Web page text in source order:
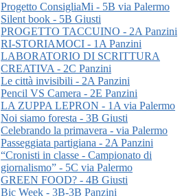
Progetto ConsigliaMi - 5B via Palermo
Silent book - 5B Giusti
PROGETTO TACCUINO - 2A Panzini
RI-STORIAMOCI - 1A Panzini
LABORATORIO DI SCRITTURA
CREATIVA - 2C Panzini
Le città invisibili - 2A Panzini
Pencil VS Camera - 2E Panzini
LA ZUPPA LEPRON - 1A via Palermo
Noi siamo foresta - 3B Giusti
Celebrando la primavera - via Palermo
Passeggiata partigiana - 2A Panzini
“Cronisti in classe - Campionato di
giornalismo” - 5C via Palermo
GREEN FOOD? - 4B Giusti
Bic Week - 3B-3B Panzini